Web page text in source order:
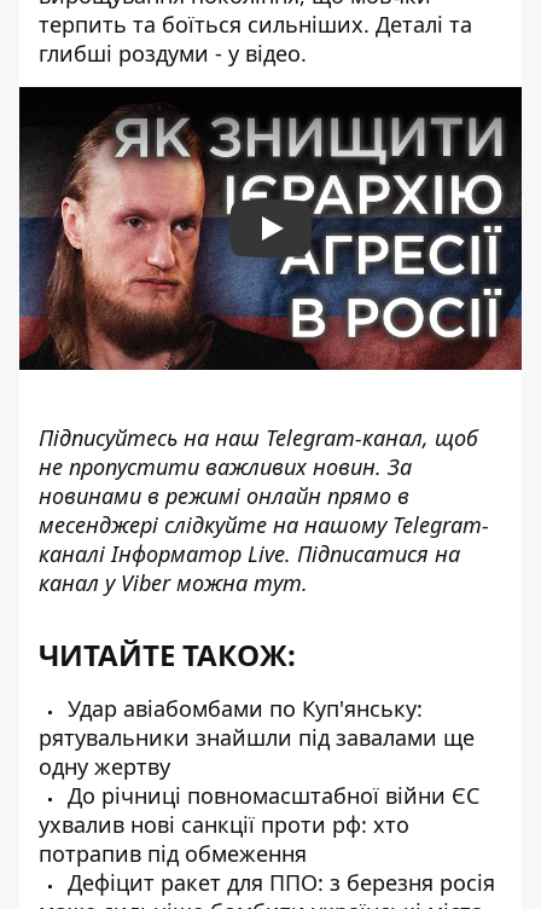
терпить та боїться сильніших. Деталі та
глибші роздуми - у відео.
Play
Підписуйтесь на наш Telegram-канал, щоб
не пропустити важливих новин. За
новинами в режимі онлайн прямо в
месенджері слідкуйте на нашому Telegram-
каналіІнформатор Live. Підписатися на
канал у Viber можна тут.
ЧИТАЙТЕ ТАКОЖ:
Удар авіабомбами по Куп'янську:
рятувальники знайшли під завалами ще
одну жертву
До річниці повномасштабної війни ЄС
ухвалив нові санкції проти рф: хто
потрапив під обмеження
Дефіцит ракет для ППО: з березня росія